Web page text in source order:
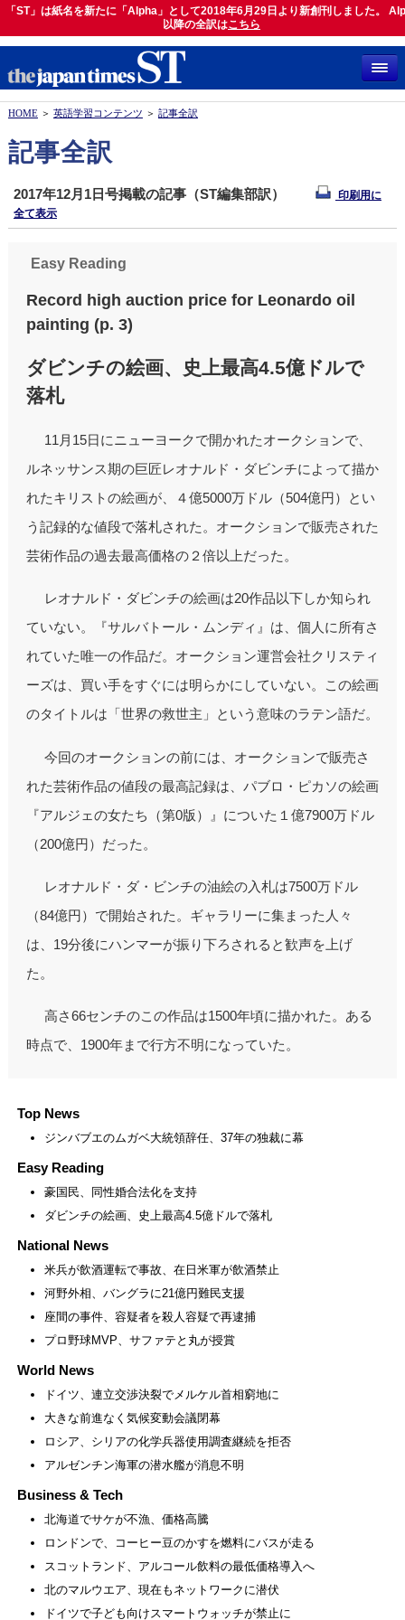
「ST」は紙名を新たに「Alpha」として2018年6月29日より新創刊しました。
以降の全訳はこちら
「ST」は紙名を新たに「Alpha」として2018年6月29日より新創刊しました。
以降の全訳はこちら
HOME＞ 英語学習コンテンツ ＞ 記事全訳
記事全訳
2017年12月1日号掲載の記事（ST編集部訳）
印刷用に
全て表示
Easy Reading
Record high auction price for Leonardo oil
painting (p. 3)
ダビンチの絵画、史上最高4.5億ドルで
落札
11月15日にニューヨークで開かれたオークションで、
ルネッサンス期の巨匠レオナルド・ダビンチによって描か
れたキリストの絵画が、４億5000万ドル（504億円）とい
う記録的な値段で落札された。オークションで販売された
芸術作品の過去最高価格の２倍以上だった。
レオナルド・ダビンチの絵画は20作品以下しか知られ
ていない。『サルバトール・ムンディ』は、個人に所有さ
れていた唯一の作品だ。オークション運営会社クリスティ
ーズは、買い手をすぐには明らかにしていない。この絵画
のタイトルは「世界の救世主」という意味のラテン語だ。
今回のオークションの前には、オークションで販売さ
れた芸術作品の値段の最高記録は、パブロ・ピカソの絵画
『アルジェの女たち（第0版）』についた１億7900万ドル
（200億円）だった。
レオナルド・ダ・ビンチの油絵の入札は7500万ドル
（84億円）で開始された。ギャラリーに集まった人々
は、19分後にハンマーが振り下ろされると歓声を上げ
た。
高さ66センチのこの作品は1500年頃に描かれた。ある
時点で、1900年まで行方不明になっていた。
Top News
ジンバブエのムガベ大統領辞任、37年の独裁に幕
Easy Reading
豪国民、同性婚合法化を支持
ダビンチの絵画、史上最高4.5億ドルで落札
National News
米兵が飲酒運転で事故、在日米軍が飲酒禁止
河野外相、バングラに21億円難民支援
座間の事件、容疑者を殺人容疑で再逮捕
プロ野球MVP、サファテと丸が授賞
World News
ドイツ、連立交渉決裂でメルケル首相窮地に
大きな前進なく気候変動会議閉幕
ロシア、シリアの化学兵器使用調査継続を拒否
アルゼンチン海軍の潜水艦が消息不明
Business & Tech
北海道でサケが不漁、価格高騰
ロンドンで、コーヒー豆のかすを燃料にバスが走る
スコットランド、アルコール飲料の最低価格導入へ
北のマルウエア、現在もネットワークに潜伏
ドイツで子ども向けスマートウォッチが禁止に